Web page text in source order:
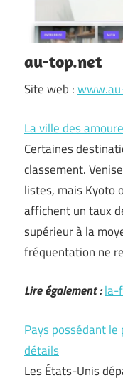
au-top.net
Site web :
La ville des
Certaines
classement.
listes, mais Kyoto
affichent un taux
supérieur à la
fréquentation ne
Lire également :la-
Pays possédant
détails
Les États-Unis